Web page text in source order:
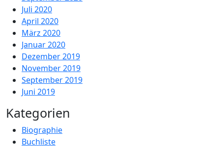
Juli 2020
April 2020
März 2020
Januar 2020
Dezember 2019
November 2019
September 2019
Juni 2019
Kategorien
Biographie
Buchliste